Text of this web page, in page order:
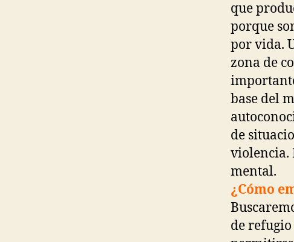
que
porque
por vida.
zona de
base del
de
violencia.
mental.
¿Cómo
de